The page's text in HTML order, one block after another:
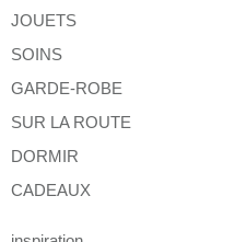
JOUETS
SOINS
GARDE-ROBE
SUR LA ROUTE
DORMIR
CADEAUX